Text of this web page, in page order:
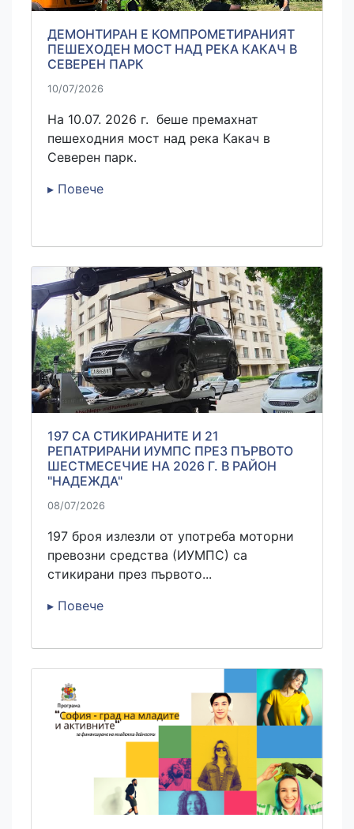
ДЕМОНТИРАН Е КОМПРОМЕТИРАНИЯТ
ПЕШЕХОДЕН МОСТ НАД РЕКА КАКАЧ В
СЕВЕРЕН ПАРК
10/07/2026
На 10.07. 2026 г. беше премахнат
пешеходния мост над река Какач в
Северен парк.
▸ Повече
197 СА СТИКИРАНИТЕ И 21
РЕПАТРИРАНИ ИУМПС ПРЕЗ ПЪРВОТО
ШЕСТМЕСЕЧИЕ НА 2026 Г. В РАЙОН
"НАДЕЖДА"
08/07/2026
197 броя излезли от употреба моторни
превозни средства (ИУМПС) са
стикирани през първото...
▸ Повече